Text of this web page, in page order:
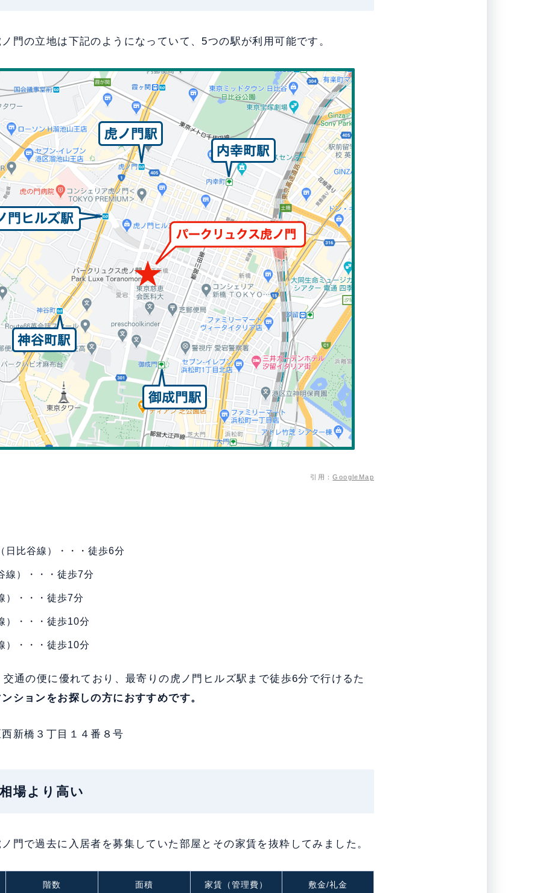
門の立地は下記のようになっていて、5つの駅が利用可能です。
引用：GoogleMap
日比谷線）・・・徒歩6分
線）・・・徒歩7分
）・・・徒歩7分
）・・・徒歩10分
）・・・徒歩10分
通の便に優れており、最寄りの虎ノ門ヒルズ駅まで徒歩6分で行けるた
ションをお探しの方におすすめです。
西新橋３丁目１４番８号
場より高い
門で過去に入居者を募集していた部屋とその家賃を抜粋してみました。
階数 面積 家賃（管理費） 敷金/礼金